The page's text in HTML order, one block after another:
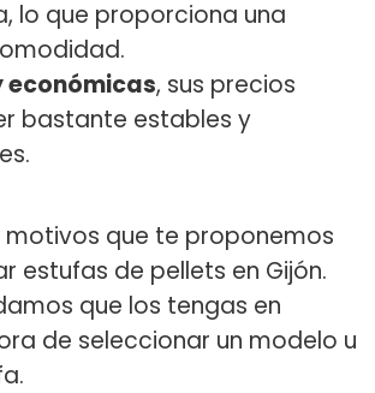
lo que proporciona una
económicas, sus precios
bastante estables y
motivos que te proponemos
estufas de pellets en Gijón.
que los tengas en
de seleccionar un modelo u